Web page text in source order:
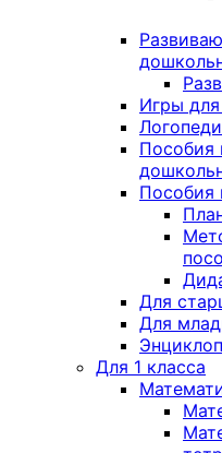
Игры
Пособия
Пособия
Для
Для
Для 1 класса